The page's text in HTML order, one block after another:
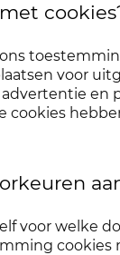
voor
en
cookies
voor welke
cookies